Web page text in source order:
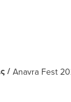
Anavra Fest